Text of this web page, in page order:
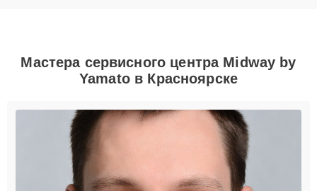
Мастера сервисного центра Midway by
Yamato в Красноярске